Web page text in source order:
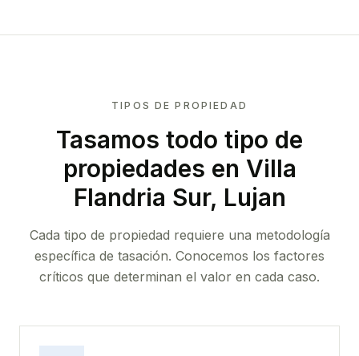
TIPOS DE PROPIEDAD
Tasamos todo tipo de
propiedades en Villa
Flandria Sur, Lujan
Cada tipo de propiedad requiere una metodología
específica de tasación. Conocemos los factores
críticos que determinan el valor en cada caso.